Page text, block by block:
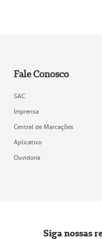
Fale Conosco
SAC
Imprensa
Central de Marcações
Aplicativo
Ouvidoria
Siga nossas